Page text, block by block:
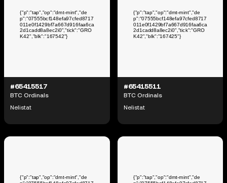
#65415517
BTC Ordinals
Nelistat
#65415511
BTC Ordinals
Nelistat